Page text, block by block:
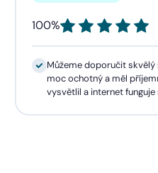
100%
Můžeme doporučit skvělý
moc ochotný a měl
vysvětlil a internet funguje